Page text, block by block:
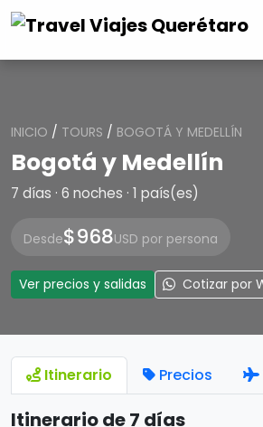
INICIO / TOURS / BOGOTÁ Y MEDELLÍN
Bogotá y Medellín
7 días · 6 noches · 1 país(es)
Desde$968USD por persona
Ver precios y salidas Cotizar por
Itinerario Precios
Itinerario de 7 días